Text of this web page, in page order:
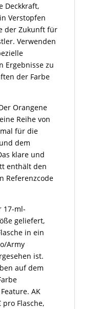
Deckkraft,
Verstopfen
der Zukunft für
Verwenden
Ergebnisse zu
der Farbe
Orangene
Reihe von
für die
dem
klare und
enthält den
Referenzcode
17-ml-
geliefert,
in ein
Army
ist.
auf dem
AK
Flasche,